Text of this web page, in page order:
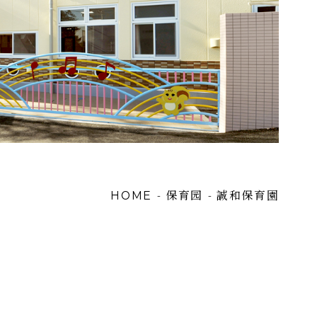
HOME - 保育园 - 誠和保育園